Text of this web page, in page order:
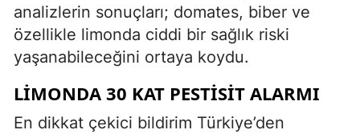
analizlerin sonuçları; domates, biber ve
özellikle limonda ciddi bir sağlık riski
yaşanabileceğini ortaya koydu.
LIMONDA 30 KAT PESTISIT ALARMI
En dikkat çekici bildirim Türkiye’den